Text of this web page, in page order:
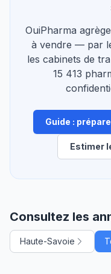
OuiPharma
à vendre — par
les cabinets de
15 413
Guide :
Estimer
Consultez les
Haute-Savoie